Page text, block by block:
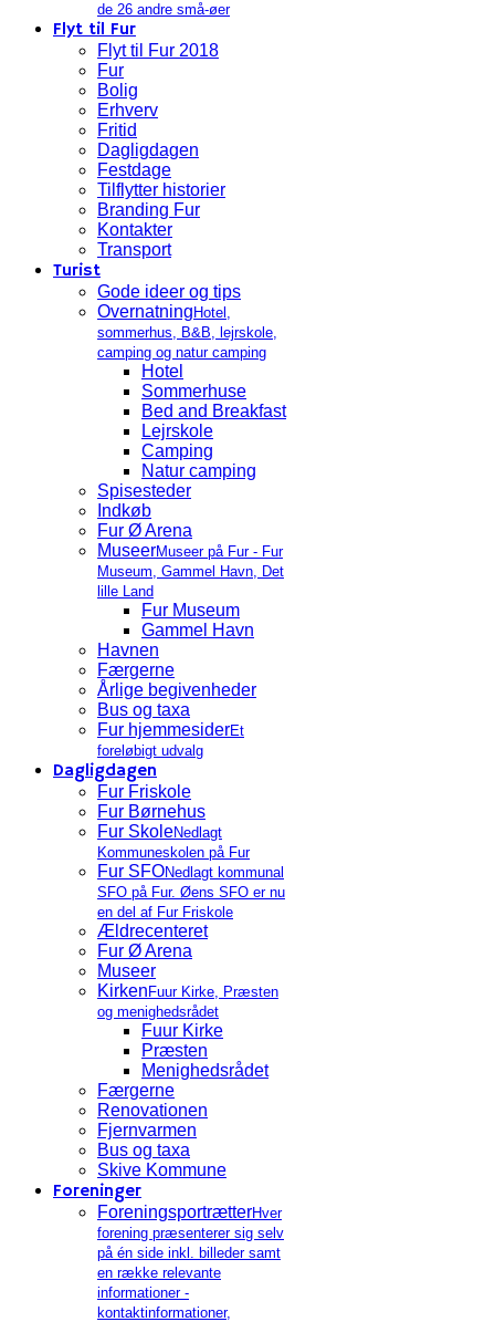
de 26 andre små-øer
Flyt til Fur
Flyt til Fur 2018
Fur
Bolig
Erhverv
Fritid
Dagligdagen
Festdage
Tilflytter historier
Branding Fur
Kontakter
Transport
Turist
Gode ideer og tips
Overnatning Hotel,
sommerhus, B&B, lejrskole,
camping og natur camping
Hotel
Sommerhuse
Bed and Breakfast
Lejrskole
Camping
Natur camping
Spisesteder
Indkøb
Fur Ø Arena
MuseerMuseer på Fur - Fur
Museum, Gammel Havn, Det
lille Land
Fur Museum
Gammel Havn
Havnen
Færgerne
Årlige begivenheder
Bus og taxa
Fur hjemmesiderEt
foreløbigt udvalg
Dagligdagen
Fur Friskole
Fur Børnehus
Fur SkoleNedlagt
Kommuneskolen på Fur
Fur SFONedlagt kommunal
SFO på Fur. Øens SFO er nu
en del af Fur Friskole
Ældrecenteret
Fur Ø Arena
Museer
Kirken Fuur Kirke, Præsten
og menighedsrådet
Fuur Kirke
Præsten
Menighedsrådet
Færgerne
Renovationen
Fjernvarmen
Bus og taxa
Skive Kommune
Foreninger
ForeningsportrætterHver
forening præsenterer sig selv
på én side inkl. billeder samt
en række relevante
informationer -
kontaktinformationer,